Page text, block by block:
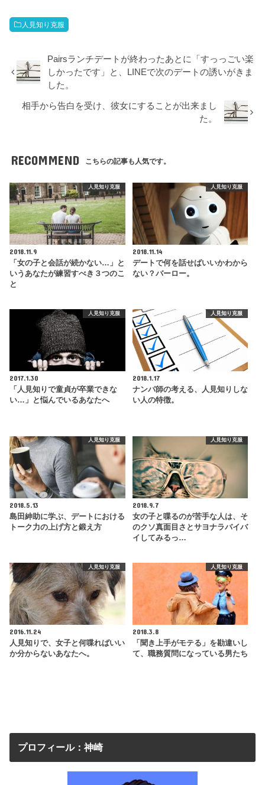
人見知り克服
Pairsランチデートが終わったあとに「すっっごい楽
しかったです」と、LINEで次のデートの誘いがきま
した。
相手から告白を受け、彼女にすることが出来まし
た。
RECOMMEND こちらの記事も人気です。
人見知り克服
2018.11.9
「女の子と会話が続かない…」と
いうあなたが練習すべき３つのこ
と
人見知り克服
2018.11.14
デートで何を話せばいいかわから
ない？バーロー。
人見知り克服
2017.1.30
「人見知りで童貞が卒業できな
い…」と悩んでいるあなたへ
人見知り克服
2018.1.17
ナンパ師の考える、人見知りしな
い人の特徴。
人見知り克服
2018.5.13
島田紳助に学ぶ、デートにおける
トーク力の上げ方と鍛え方
人見知り克服
2018.9.7
女の子と喋るのが苦手な人は、そ
のクソ真面目さとサヨナラバイバ
イしてみるっ…
人見知り克服
2016.11.24
人見知りで、女子と何喋ればいい
か分からないあなたへ。
人見知り克服
2018.3.8
「聞き上手がモテる」を勘違いし
て、職務質問になっている男たち
プロフィール：神崎